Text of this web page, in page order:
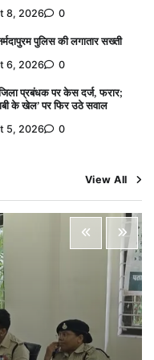
8, 2026 0
पुलिस की लगातार सख्ती
6, 2026 0
प्रबंधक पर केस दर्ज, फरार;
के खेल’ पर फिर उठे सवाल
5, 2026 0
की समस्याओं को लेकर किसान
8, 2026
यात्रा’ नागद्वारी का शुभारंभ
यात्रा, 5 लाख श्रद्धालुओं के
8, 2026 0
View All